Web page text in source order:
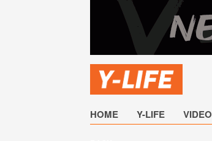
HOME Y-LIFE VIDEO